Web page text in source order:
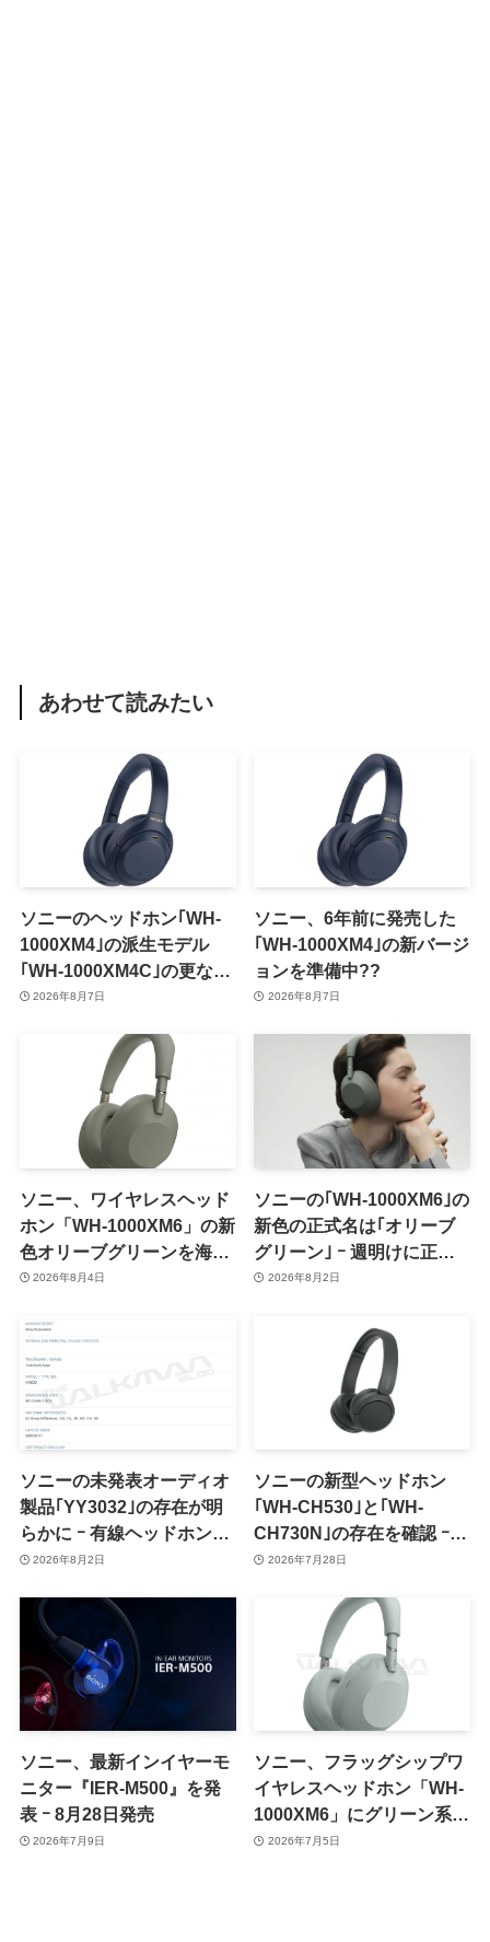
あわせて読みたい
ソニーのヘッドホン｢WH-
1000XM4｣の派生モデル
｢WH-1000XM4C｣の更なる
情報が明らかに
2026年8月7日
ソニー、6年前に発売した
｢WH-1000XM4｣の新バージ
ョンを準備中??
2026年8月7日
ソニー、ワイヤレスヘッド
ホン「WH-1000XM6」の新
色オリーブグリーンを海外
で正式発表
2026年8月4日
ソニーの｢WH-1000XM6｣の
新色の正式名は｢オリーブ
グリーン｣ ｰ 週明けに正式
発表へ
2026年8月2日
ソニーの未発表オーディオ
製品｢YY3032｣の存在が明
らかに ｰ 有線ヘッドホンの
新モデルか
2026年8月2日
ソニーの新型ヘッドホン
｢WH-CH530｣と｢WH-
CH730N｣の存在を確認 ｰ
8〜9月に正式発表か
2026年7月28日
ソニー、最新インイヤーモ
ニター『IER-M500』を発
表 ｰ 8月28日発売
2026年7月9日
ソニー、フラッグシップワ
イヤレスヘッドホン「WH-
1000XM6」にグリーン系の
新色を追加か
2026年7月5日